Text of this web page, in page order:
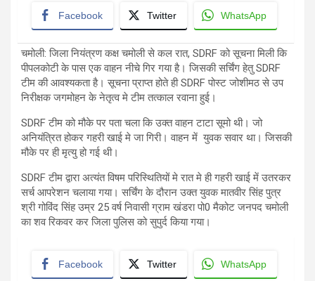
Facebook Twitter WhatsApp
चमोली: जिला नियंत्रण कक्ष चमोली से कल रात, SDRF को सूचना मिली कि
पीपलकोटी के पास एक वाहन नीचे गिर गया है। जिसकी सर्चिंग हेतु SDRF
टीम की आवश्यकता है। सूचना प्राप्त होते ही SDRF पोस्ट जोशीमठ से उप
निरीक्षक जगमोहन के नेतृत्व मे टीम तत्काल रवाना हुई।
SDRF टीम को मौके पर पता चला कि उक्त वाहन टाटा सूमो थी। जो
अनियंत्रित होकर गहरी खाई मे जा गिरी। वाहन में युवक सवार था। जिसकी
मौके पर ही मृत्यु हो गई थी।
SDRF टीम द्वारा अत्यंत विषम परिस्थितियों मे रात मे ही गहरी खाई में उतरकर
सर्च आपरेशन चलाया गया। सर्चिंग के दौरान उक्त युवक मातवीर सिंह पुत्र
श्री गोविंद सिंह उम्र 25 वर्ष निवासी ग्राम खंडरा पो0 मैकोट जनपद चमोली
का शव रिकवर कर जिला पुलिस को सुपुर्द किया गया।
Facebook Twitter WhatsApp